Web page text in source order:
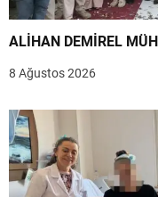
ALİHAN DEMİREL
8 Ağustos 2026